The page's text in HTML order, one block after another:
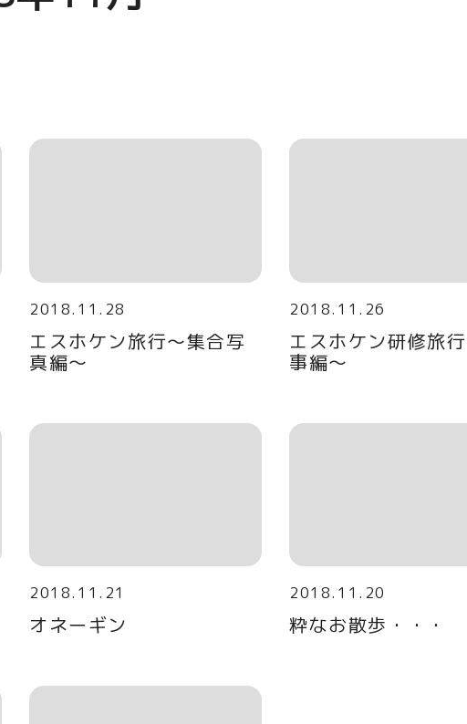
エスホケン旅行～集合写
真編～
2018.11.28
エスホケン研修旅
事編～
2018.11.26
オネーギン
2018.11.21
粋なお散歩・・・
2018.11.20